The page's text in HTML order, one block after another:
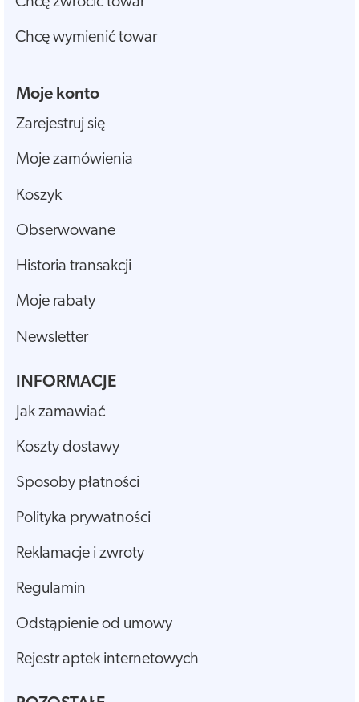
Chcę wymienić towar
Moje konto
Zarejestruj się
Moje zamówienia
Koszyk
Obserwowane
Historia transakcji
Moje rabaty
Newsletter
INFORMACJE
Jak zamawiać
Koszty dostawy
Sposoby płatności
Polityka prywatności
Reklamacje i zwroty
Regulamin
Odstąpienie od umowy
Rejestr aptek internetowych